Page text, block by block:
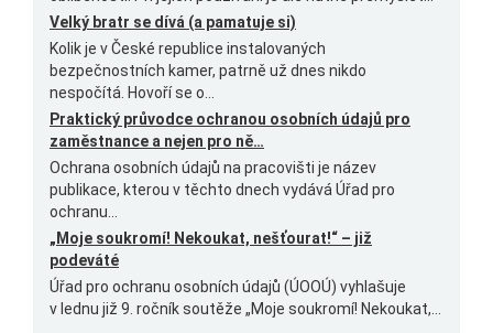
Velký bratr se dívá (a pamatuje si)
Kolik je v České republice instalovaných
bezpečnostních kamer, patrně už dnes nikdo
nespočítá. Hovoří se o...
Praktický průvodce ochranou osobních údajů pro
zaměstnance a nejen pro ně…
Ochrana osobních údajů na pracovišti je název
publikace, kterou v těchto dnech vydává Úřad pro
ochranu...
„Moje soukromí! Nekoukat, nešťourat!“ – již
podeváté
Úřad pro ochranu osobních údajů (ÚOOÚ) vyhlašuje
v lednu již 9. ročník soutěže „Moje soukromí! Nekoukat,...